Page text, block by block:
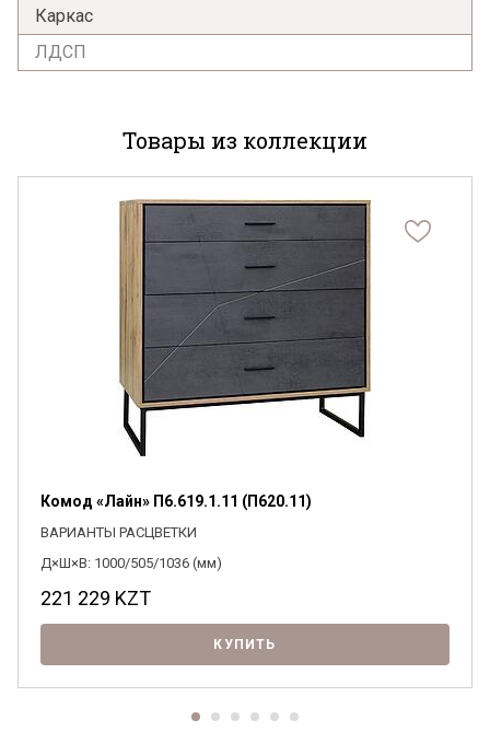
Я ознакомлен с Политикой
обработки персональных данных и
согласен на их обработку.
Каркас
ЛДСП
Товары из коллекции
Комод «Лайн» П6.619.1.11 (П620.11)
ВАРИАНТЫ РАСЦВЕТКИ
Д×Ш×В: 1000/505/1036 (мм)
221 229 KZT
КУПИТЬ